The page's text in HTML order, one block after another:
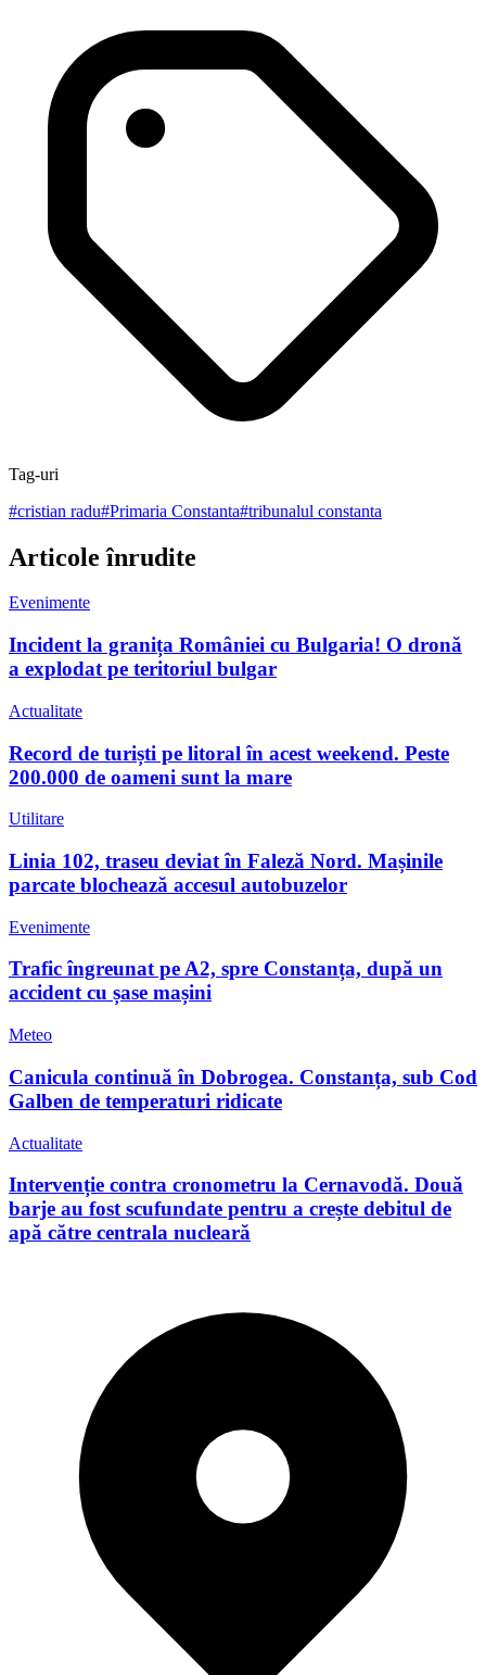
Tag-uri
#cristian radu#Primaria Constanta#tribunalul constanta
Articole înrudite
Evenimente
Incident la granița României cu Bulgaria! O dronă
a explodat pe teritoriul bulgar
Actualitate
Record de turiști pe litoral în acest weekend. Peste
200.000 de oameni sunt la mare
Utilitare
Linia 102, traseu deviat în Faleză Nord. Mașinile
parcate blochează accesul autobuzelor
Evenimente
Trafic îngreunat pe A2, spre Constanța, după un
accident cu șase mașini
Meteo
Canicula continuă în Dobrogea. Constanța, sub Cod
Galben de temperaturi ridicate
Actualitate
Intervenție contra cronometru la Cernavodă. Două
barje au fost scufundate pentru a crește debitul de
apă către centrala nucleară